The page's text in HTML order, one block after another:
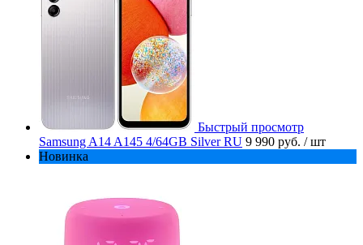
Быстрый просмотр
Samsung A14 A145 4/64GB Silver RU 9 990 руб. / шт
Новинка